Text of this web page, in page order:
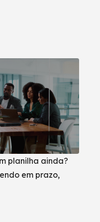
planilha ainda?
em prazo,